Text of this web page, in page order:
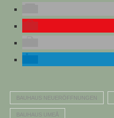
BAUHAUS NEUERÖFFNUNGEN
BAUHAUS UMEÅ